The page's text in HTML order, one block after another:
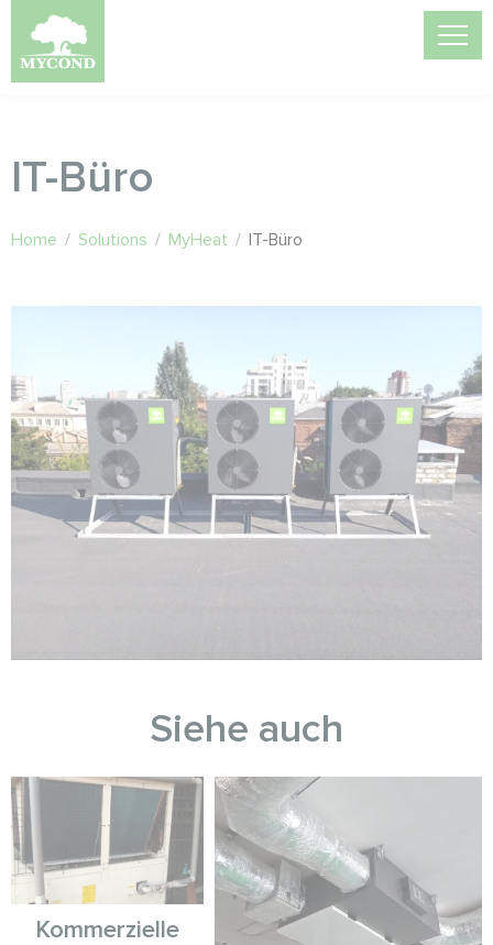
IT-Büro
Home / Solutions / MyHeat / IT-Büro
Siehe auch
Kommerzielle